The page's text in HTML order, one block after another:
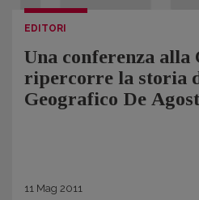
EDITORI
Una conferenza alla
ripercorre la storia
Geografico De
11 Mag 2011